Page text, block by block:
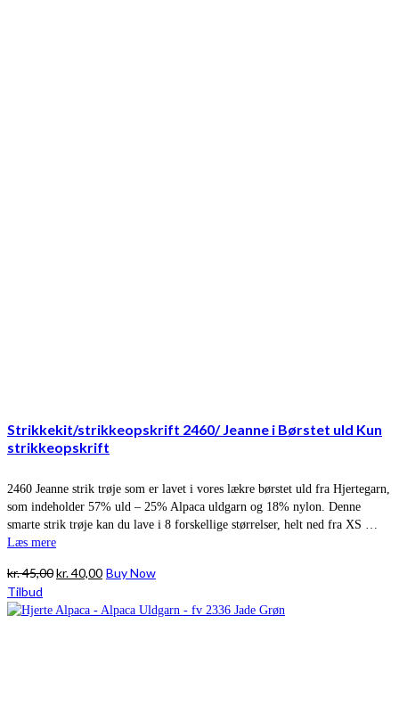
Strikkekit/strikkeopskrift 2460/ Jeanne i Børstet uld Kun
strikkeopskrift
2460 Jeanne strik trøje som er lavet i vores lækre børstet uld fra Hjertegarn,
som indeholder 57% uld – 25% Alpaca uldgarn og 18% nylon. Denne
smarte strik trøje kan du lave i 8 forskellige størrelser, helt ned fra XS …
Læs mere
kr.45,00Den
pris
kr.40,00Den
pris
Buy Now
Tilbud